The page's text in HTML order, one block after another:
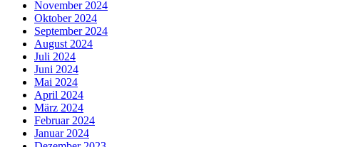
November 2024
Oktober 2024
September 2024
August 2024
Juli 2024
Juni 2024
Mai 2024
April 2024
März 2024
Februar 2024
Januar 2024